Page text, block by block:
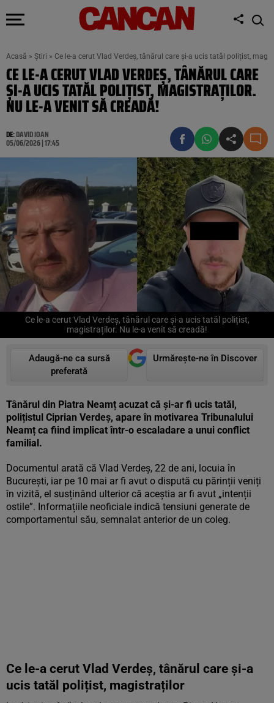
Acasă » Știri » Ce le-a cerut Vlad Verdeș, tânărul care și-a ucis tatăl polițist,
CE LE-A CERUT VLAD VERDEȘ, TÂNĂRUL CARE
ȘI-A UCIS TATĂL POLIȚIST, MAGISTRAȚILOR.
NU LE-A VENIT SĂ CREADĂ!
DE:DAVID IOAN
05/06/2026 | 17:45
Ce le-a cerut Vlad Verdeș, tânărul care și-a ucis tatăl polițist,
magistraților. Nu le-a venit să creadă!
Adaugă-ne ca sursă
preferată
Urmărește-ne în Discover
Tânărul din Piatra Neamț acuzat că și-ar fi ucis tatăl,
polițistul Ciprian Verdeș, apare în motivarea Tribunalului
Neamț ca fiind implicat într-o escaladare a unui conflict
familial.
Documentul arată că Vlad Verdeș, 22 de ani, locuia în
București, iar pe 10 mai ar fi avut o dispută cu părinții veniți
în vizită, el susținând ulterior că aceștia ar fi avut „intenții
ostile”. Informațiile neoficiale indică tensiuni generate de
comportamentul său, semnalat anterior de un coleg.
Ce le-a cerut Vlad Verdeș, tânărul care și-a
ucis tatăl polițist, magistraților